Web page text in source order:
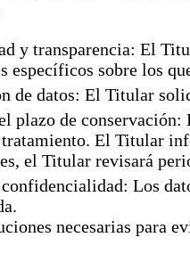
y transparencia: El
específicos sobre los
de datos: El Titular
de conservación:
El Titular
el Titular revisará
Los
necesarias para